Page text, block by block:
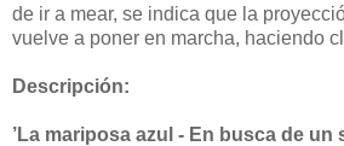
de ir a mear, se indica que la
vuelve a poner en marcha, haciendo
Descripción:
’La mariposa azul - En busca de un